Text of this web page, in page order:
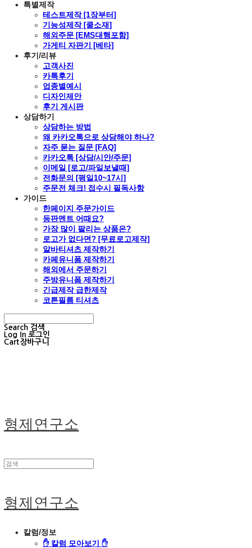
특별제작
테스트제작 [1장부터]
기능성제작 [쿨소재]
해외주문 [EMS대행포함]
가게티 자판기 [베타]
후기/리뷰
고객사진
카톡후기
업종별예시
디자인제안
후기 게시판
상담하기
상담하는 방법
왜 카카오톡으로 상담해야 하나?
자주 묻는 질문 [FAQ]
카카오톡 [상담/시안/주문]
이메일 [로고/파일보낼때]
전화문의 [평일10~17시]
주문전 체크! 접수시 필독사항
가이드
한페이지 주문가이드
등판멘트 어때요?
가장 많이 팔리는 상품은?
로고가 없다면? [무료로고제작]
알바티셔츠 제작하기
카페유니폼 제작하기
해외에서 주문하기
주방유니폼 제작하기
긴급제작 급한제작
코튼필름 티셔츠
Search 검색
Log In 로그인
Cart장바구니
형제연구소
형제연구소
칼럼/정보
✋ 칼럼 모아보기 ✋